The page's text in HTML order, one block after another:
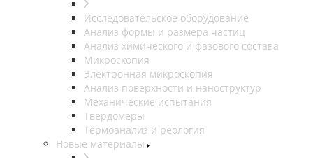
Исследовательское оборудование
Анализ формы и размера частиц
Анализ химического и фазового состава
Микроскопия
Электронная микроскопия
Анализ поверхности и наноструктур
Механические испытания
Твердомеры
Термоанализ и реология
Новые материалы